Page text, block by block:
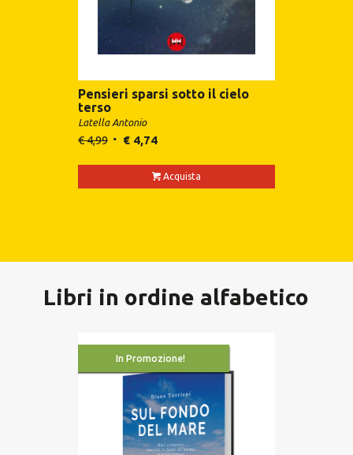
Pensieri sparsi sotto il cielo
terso
Latella Antonio
€4,99 €4,74
Acquista
Libri in ordine alfabetico
In Promozione!